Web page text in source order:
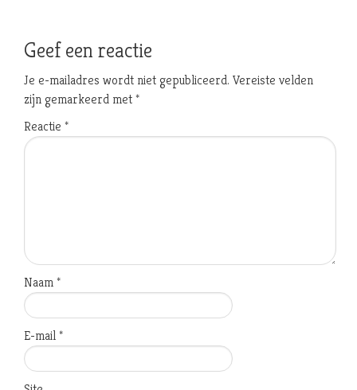
Geef een reactie
Je e-mailadres wordt niet gepubliceerd. Vereiste velden
zijn gemarkeerd met*
Reactie *
Naam*
E-mail*